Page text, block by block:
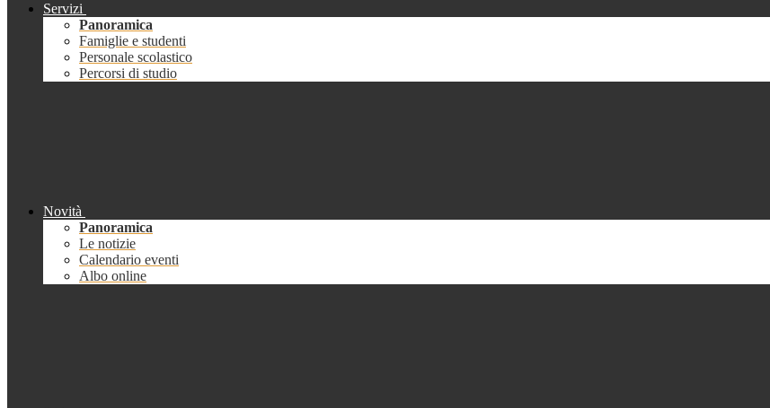
Servizi
Panoramica
Famiglie e studenti
Personale scolastico
Percorsi di studio
Novità
Panoramica
Le notizie
Calendario eventi
Albo online